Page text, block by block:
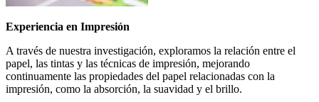
Experiencia en Impresión
A través de nuestra investigación, exploramos la relación entre el
papel, las tintas y las técnicas de impresión, mejorando
continuamente las propiedades del papel relacionadas con la
impresión, como la absorción, la suavidad y el brillo.